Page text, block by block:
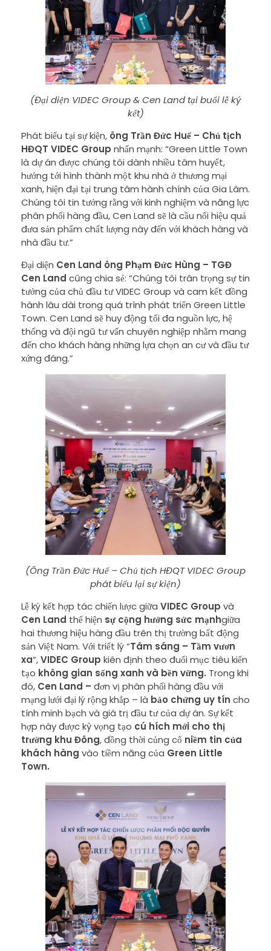
(Đại diện VIDEC Group & Cen Land tại buổi lễ ký
kết)
Phát biểu tại sự kiện, ông Trần Đức Huế – Chủ tịch
HĐQT VIDEC Group nhấn mạnh: “Green Little Town
là dự án được chúng tôi dành nhiều tâm huyết,
hướng tới hình thành một khu nhà ở thương mại
xanh, hiện đại tại trung tâm hành chính của Gia Lâm.
Chúng tôi tin tưởng rằng với kinh nghiệm và năng lực
phân phối hàng đầu, Cen Land sẽ là cầu nối hiệu quả
đưa sản phẩm chất lượng này đến với khách hàng và
nhà đầu tư.”
Đại diện Cen Land ông Phạm Đức Hùng – TGĐ
Cen Land cũng chia sẻ: “Chúng tôi trân trọng sự tin
tưởng của chủ đầu tư VIDEC Group và cam kết đồng
hành lâu dài trong quá trình phát triển Green Little
Town. Cen Land sẽ huy động tối đa nguồn lực, hệ
thống và đội ngũ tư vấn chuyên nghiệp nhằm mang
đến cho khách hàng những lựa chọn an cư và đầu tư
xứng đáng.”
(Ông Trần Đức Huế – Chủ tịch HĐQT VIDEC Group
phát biểu lại sự kiện)
Lễ ký kết hợp tác chiến lược giữa VIDEC Group và
Cen Land thể hiện sự cộng hưởng sức mạnhgiữa
hai thương hiệu hàng đầu trên thị trường bất động
sản Việt Nam. Với triết lý “Tâm sáng – Tầm vươn
xa”,VIDEC Group kiên định theo đuổi mục tiêu kiến
tạo không gian sống xanh và bền vững. Trong khi
đó, Cen Land – đơn vị phân phối hàng đầu với
mạng lưới đại lý rộng khắp – là bảo chứng uy tín cho
tính minh bạch và giá trị đầu tư của dự án. Sự kết
hợp này được kỳ vọng tạo cú hích mới cho thị
trường khu Đông, đồng thời củng cố niềm tin của
khách hàng vào tiềm năng của Green Little
Town.